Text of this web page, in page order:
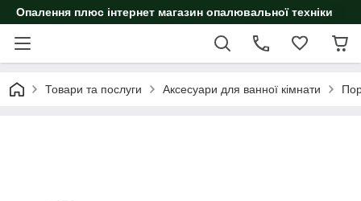
Опалення плюс інтернет магазин опалювальної техніки
Товари та послуги Аксесуари для ванної кімнати